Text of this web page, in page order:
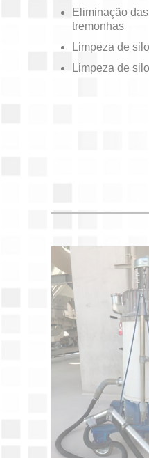
Eliminação
tremonhas
Limpeza de
Limpeza de